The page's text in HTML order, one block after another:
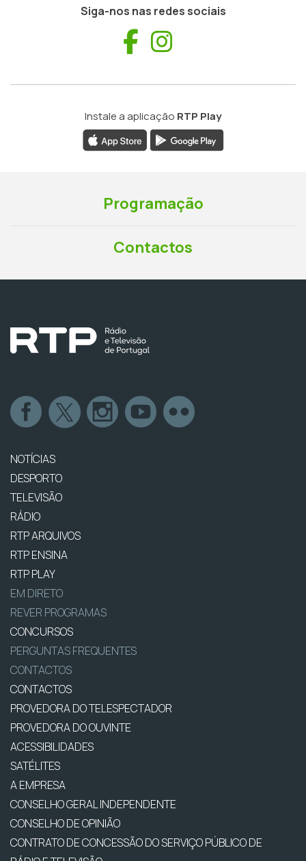
Siga-nos nas redes sociais
Facebook
Instale a aplicação RTP Play
Programação
Contactos
NOTÍCIAS
DESPORTO
TELEVISÃO
RÁDIO
RTP ARQUIVOS
RTP ENSINA
RTP PLAY
EM DIRETO
REVER PROGRAMAS
CONCURSOS
PERGUNTAS FREQUENTES
CONTACTOS
CONTACTOS
PROVEDORA DO TELESPECTADOR
PROVEDORA DO OUVINTE
ACESSIBILIDADES
SATÉLITES
A EMPRESA
CONSELHO GERAL INDEPENDENTE
CONSELHO DE OPINIÃO
CONTRATO DE CONCESSÃO DO SERVIÇO PÚBLICO DE